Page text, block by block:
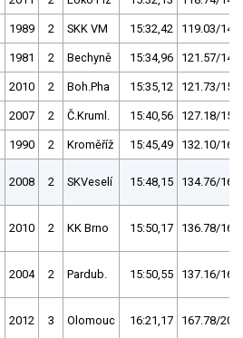
1989 2 SKK VM 15:32,42 119.03/14,6
1981 2 Bechyně 15:34,96 121.57/14,9
2010 2 Boh.Pha 15:35,12 121.73/15,0
2007 2 Č.Kruml. 15:40,56 127.18/15,6
1990 2 Kroměříž 15:45,49 132.10/16,2
2008 2 SKVeselí 15:48,15 134.76/16,6
2010 2 KK Brno 15:50,17 136.78/16,8
2004 2 Pardub. 15:50,55 137.16/16,9
2012 3 Olomouc 16:21,17 167.78/20,6